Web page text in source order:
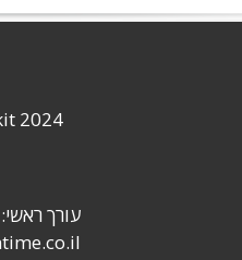
2024
עורך ראשי: